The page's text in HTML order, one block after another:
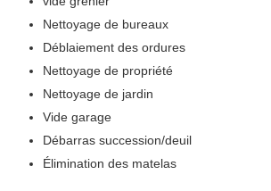
Nettoyage de bureaux
Déblaiement des ordures
Nettoyage de propriété
Nettoyage de jardin
Vide garage
Débarras succession/deuil
Élimination des matelas